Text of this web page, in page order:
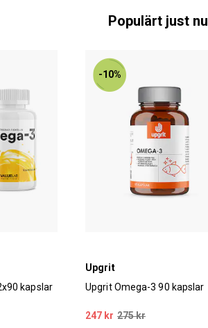
Populärt just nu
kapslar
-10%
Upgrit
Upgrit Omega-3 90 kapslar
247 kr 275 kr